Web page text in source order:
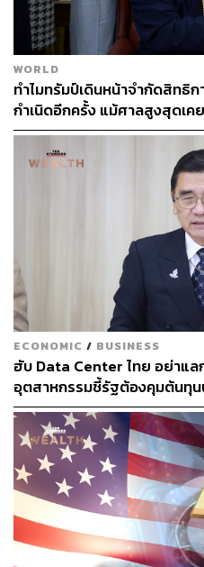
ความสำเร็จของงานในปีนี้ยัง
ประเทศไทยกำลังก้าวจากบท
‘ศูนย์กลางการค้าอาหาร’ ข
โดยอาศัยจุดแข็งด้านอุตสาหก
หลากหลายของสินค้า ตลอดจ
โยงผู้ซื้อและผู้ขายจากทั่วโลก
ทั้งนี้ THAIFEX – ANUGA
ค้าระหว่างประเทศ (DITP) ก
หอการค้าไทย (TCC) และ
งานเตรียมเดินหน้ายกระดับง
และครอบคลุมมากขึ้น โดยกำ
29 พฤษภาคม ปี 2570 ครอบค
ของอิมแพ็ค เมืองทองธานี เพื่อ
อุตสาหกรรมอาหารและเครื่อง
สามารถติดตาม THE
ผ่านแอปพลิเคชันต่างๆ ที่คุณส
TAGS: เศรษฐกิจไทย China
หอการค้าไทย
Thailand
THAIFEX - HOREC
WORLD
ทำไมทรัมป์เดินหน้าจำกัดสิทธิ
กำเนิดอีกครั้ง แม้ศาลสูงสุดเ
ECONOMIC / BUSINESS
ฮับ Data Center ไทย อย่าแล
อุตสาหกรรมชี้รัฐต้องคุมต้นทุ